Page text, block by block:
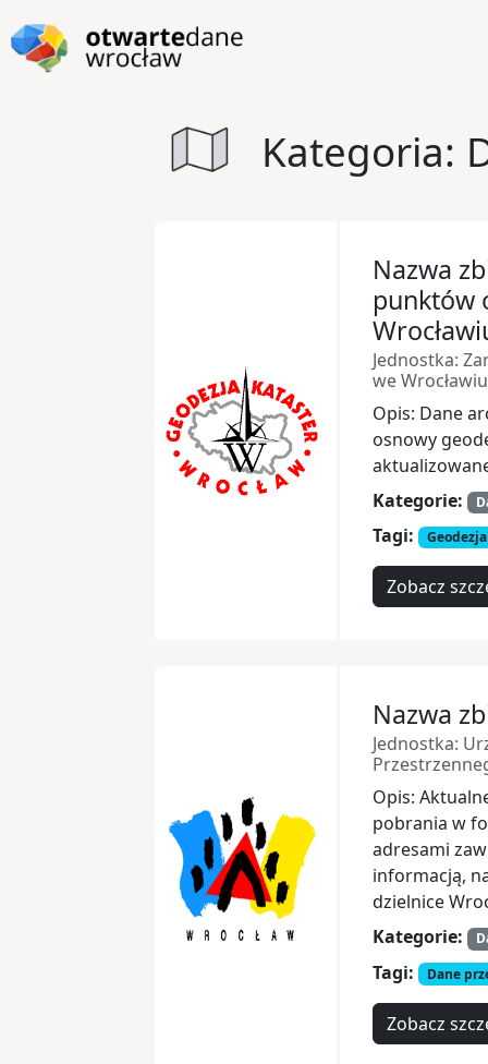
Przejdź do stopki
Kategoria:
Nazwa
punktów
Jednostka:
we Wrocławiu
Opis: Dane
osnowy
Kategorie:
Tagi: Geodezja
Zobacz
Nazwa
Jednostka:
Opis:
pobrania w
adresami
informacją,
dzielnice
Kategorie:
Tagi: Dane
Zobacz